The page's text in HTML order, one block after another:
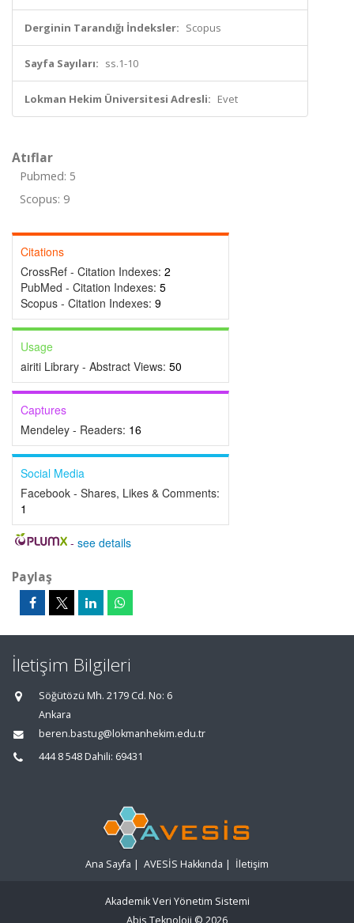
Derginin Tarandığı İndeksler: Scopus
Sayfa Sayıları: ss.1-10
Lokman Hekim Üniversitesi Adresli: Evet
Atıflar
Pubmed: 5
Scopus: 9
Citations
CrossRef - Citation Indexes: 2
PubMed - Citation Indexes: 5
Scopus - Citation Indexes: 9
Usage
airiti Library - Abstract Views: 50
Captures
Mendeley - Readers: 16
Social Media
Facebook - Shares, Likes & Comments:
1
- see details
Paylaş
İletişim Bilgileri
Söğütözü Mh. 2179 Cd. No: 6
Ankara
beren.bastug@lokmanhekim.edu.tr
444 8 548 Dahili: 69431
Ana Sayfa | AVESİS Hakkında | İletişim
Akademik Veri Yönetim Sistemi
Abis Teknoloji © 2026